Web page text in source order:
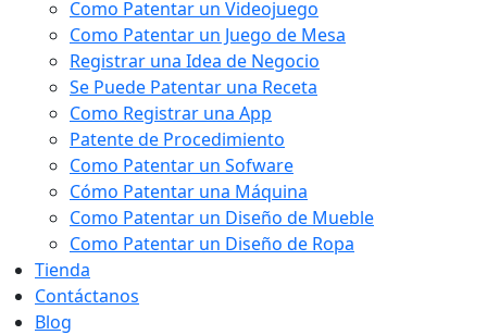
Como Patentar un Videojuego
Como Patentar un Juego de Mesa
Registrar una Idea de Negocio
Se Puede Patentar una Receta
Como Registrar una App
Patente de Procedimiento
Como Patentar un Sofware
Cómo Patentar una Máquina
Como Patentar un Diseño de Mueble
Como Patentar un Diseño de Ropa
Tienda
Contáctanos
Blog